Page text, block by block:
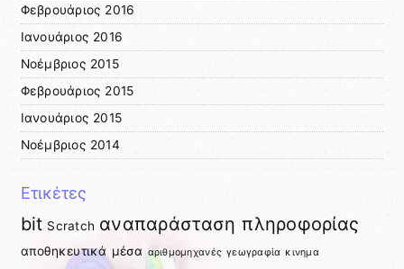
Φεβρουάριος 2016
Ιανουάριος 2016
Νοέμβριος 2015
Φεβρουάριος 2015
Ιανουάριος 2015
Νοέμβριος 2014
Ετικέτες
bit Scratch αναπαράσταση πληροφορίας
αποθηκευτικά μέσα αριθμομηχανές γεωγραφία κινημα